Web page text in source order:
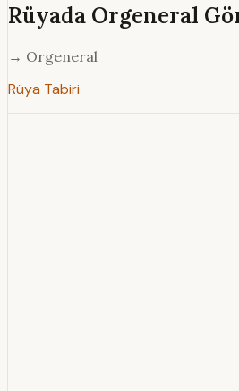
Rüyada Orgeneral
→ Orgeneral
Rüya Tabiri